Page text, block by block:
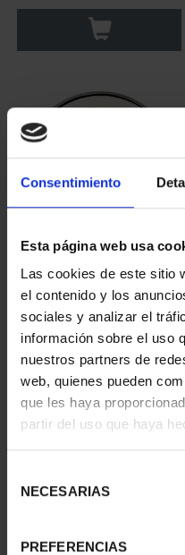
Consentimiento
Esta página web usa
Las cookies de este sitio
el contenido y los
sociales y analizar el
información sobre el uso
nuestros partners de
web, quienes pueden
que les haya
partir del uso que haya
NECESARIAS
PREFERENCIAS
MARGARITA SALAS
(2024) 8 REALES
140,00 €